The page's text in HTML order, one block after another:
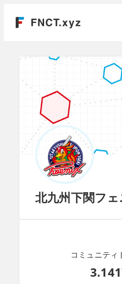
北九州下関フ
コミュニティ